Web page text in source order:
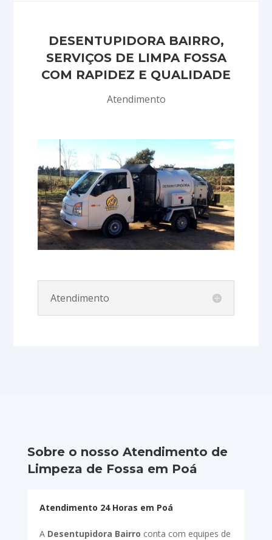
DESENTUPIDORA BAIRRO,
SERVIÇOS DE LIMPA FOSSA
COM RAPIDEZ E QUALIDADE
Atendimento
Atendimento
Sobre o nosso Atendimento de
Limpeza de Fossa em Poá
Atendimento 24 Horas em Poá
A Desentupidora Bairro conta com equipes de